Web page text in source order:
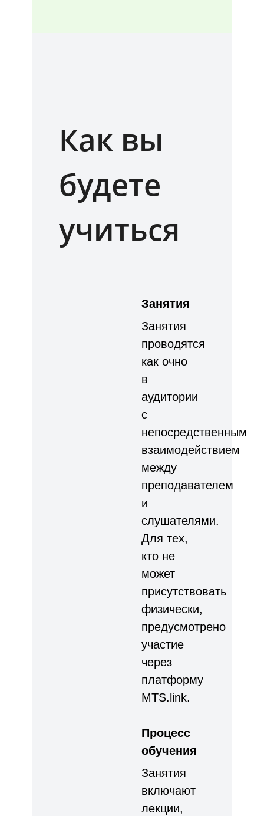
Как вы
будете
учиться
Занятия
Занятия
проводятся
как очно
в
аудитории
с
непосредственным
взаимодействием
между
преподавателем
и
слушателями.
Для тех,
кто не
может
присутствовать
физически,
предусмотрено
участие
через
платформу
MTS.link.
Процесс
обучения
Занятия
включают
лекции,